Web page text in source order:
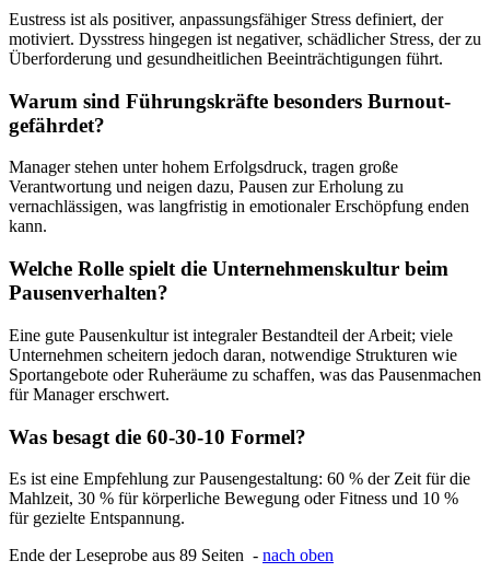
Eustress ist als positiver, anpassungsfähiger Stress definiert, der
motiviert. Dysstress hingegen ist negativer, schädlicher Stress, der zu
Überforderung und gesundheitlichen Beeinträchtigungen führt.
Warum sind Führungskräfte besonders Burnout-
gefährdet?
Manager stehen unter hohem Erfolgsdruck, tragen große
Verantwortung und neigen dazu, Pausen zur Erholung zu
vernachlässigen, was langfristig in emotionaler Erschöpfung enden
kann.
Welche Rolle spielt die Unternehmenskultur beim
Pausenverhalten?
Eine gute Pausenkultur ist integraler Bestandteil der Arbeit; viele
Unternehmen scheitern jedoch daran, notwendige Strukturen wie
Sportangebote oder Ruheräume zu schaffen, was das Pausenmachen
für Manager erschwert.
Was besagt die 60-30-10 Formel?
Es ist eine Empfehlung zur Pausengestaltung: 60 % der Zeit für die
Mahlzeit, 30 % für körperliche Bewegung oder Fitness und 10 %
für gezielte Entspannung.
Ende der Leseprobe aus 89 Seiten - nach oben